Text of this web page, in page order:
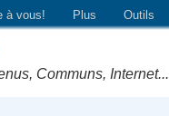
à vous! Plus Outils
Communs, Internet...